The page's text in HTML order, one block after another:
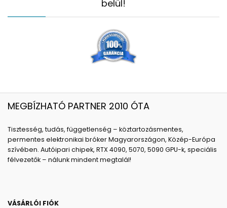
belül!
MEGBÍZHATÓ PARTNER 2010 ÓTA
Tisztesség, tudás, függetlenség – köztartozásmentes,
permentes elektronikai bróker Magyarországon, Közép-Európa
szívében. Autóipari chipek, RTX 4090, 5070, 5090 GPU-k, speciális
félvezetők – nálunk mindent megtalál!
VÁSÁRLÓI FIÓK